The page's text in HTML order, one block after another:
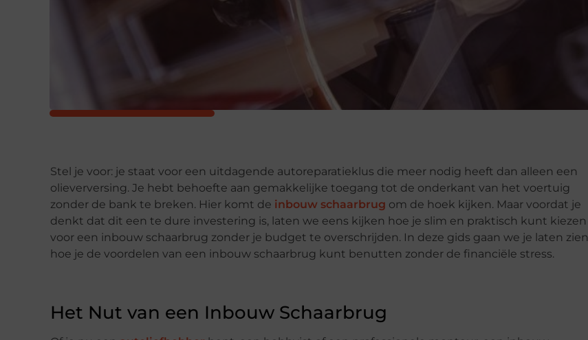
Stel je voor: je staat voor een uitdagende autoreparatieklus die meer nodig heeft dan alleen een
olieverversing. Je hebt behoefte aan gemakkelijke toegang tot de onderkant van het voertuig
zonder de bank te breken. Hier komt de inbouw schaarbrug om de hoek kijken. Maar voordat je
denkt dat dit een te dure investering is, laten we eens kijken hoe je slim en praktisch kunt kiezen
voor een inbouw schaarbrug zonder je budget te overschrijden. In deze gids gaan we je laten zien
hoe je de voordelen van een inbouw schaarbrug kunt benutten zonder de financiële stress.
Het Nut van een Inbouw Schaarbrug